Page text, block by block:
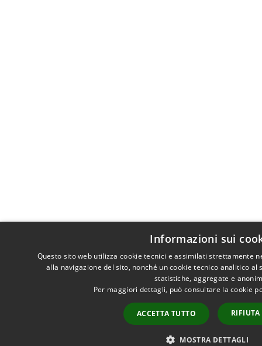
Informazioni sui
Questo sito web utilizza cookie tecnici e assimilati strettamente
alla navigazione del sito, nonché un cookie tecnico analitico
statistiche, aggregate e
Per maggiori dettagli, può consultare la cookie
ACCETTA TUTTO
MOSTRA DETTAGLI